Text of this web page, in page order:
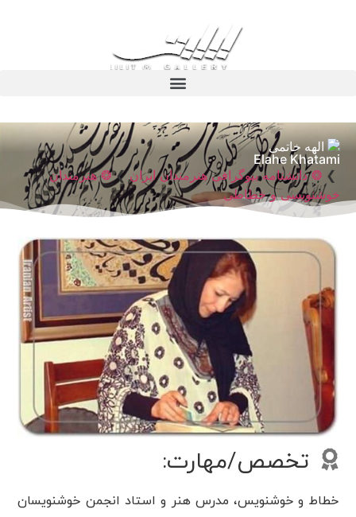
الهه خاتمی
Elahe Khatami
❯ ❂ دانشنامه بیوگرافی هنرمندان ایران ❯ ❂ هنرمندان
خوشنویسی و خطاطی
تخصص/مهارت:
خطاط و خوشنویس، مدرس هنر و استاد انجمن خوشنویسان